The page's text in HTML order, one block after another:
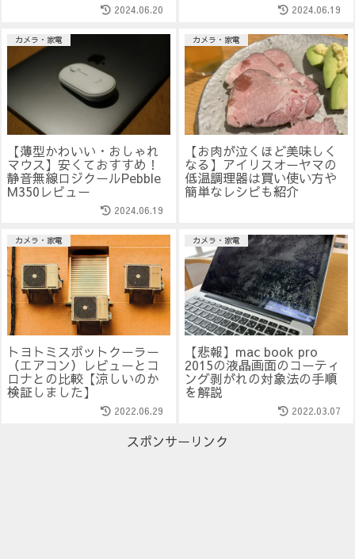
2024.06.20 2024.06.19
カメラ・家電
【薄型かわいい・おしゃれ
マウス】安くておすすめ！
静音無線ロジクールPebble
M350レビュー
2024.06.19
カメラ・家電
【お肉が泣くほど美味しく
なる】アイリスオーヤマの
低温調理器は買い使い方や
簡単なレシピも紹介
カメラ・家電
トヨトミスポットクーラー
（エアコン）レビューとコ
ロナとの比較【涼しいのか
検証しました】
2022.06.29
カメラ・家電
【悲報】mac book pro
2015の液晶画面のコーティ
ング剥がれの対象法の手順
を解説
2022.03.07
スポンサーリンク